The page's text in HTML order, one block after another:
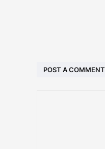
POST A COMMENT